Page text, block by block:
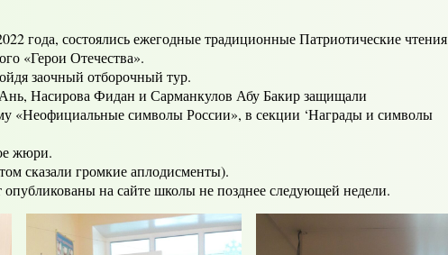
года, состоялись ежегодные традиционные Патриотические чтения
«Герои Отечества».
заочный отборочный тур.
Насирова Фидан и Сарманкулов Абу Бакир защищали
«Неофициальные символы России», в секции ‘Награды и символы
жюри.
сказали громкие аплодисменты).
опубликованы на сайте школы не позднее следующей недели.